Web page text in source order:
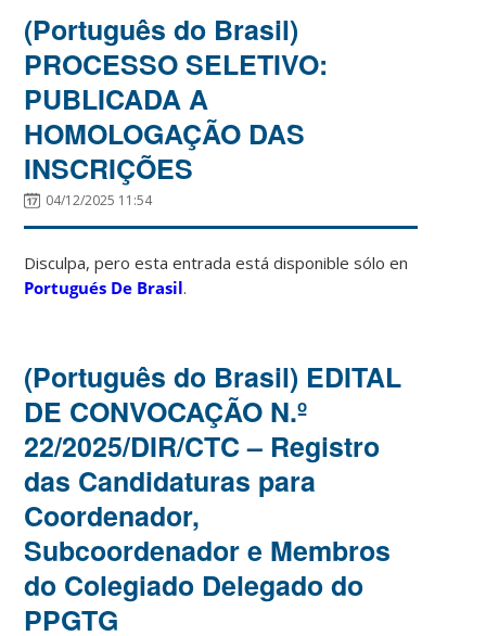
(Português do Brasil)
PROCESSO SELETIVO:
PUBLICADA A
HOMOLOGAÇÃO DAS
INSCRIÇÕES
04/12/2025 11:54
Disculpa, pero esta entrada está disponible sólo en
Portugués De Brasil.
(Português do Brasil) EDITAL
DE CONVOCAÇÃO N.º
22/2025/DIR/CTC – Registro
das Candidaturas para
Coordenador,
Subcoordenador e Membros
do Colegiado Delegado do
PPGTG